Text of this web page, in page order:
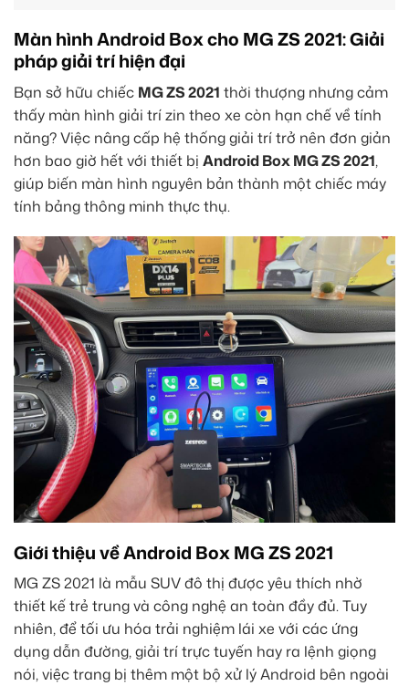
Màn hình Android Box cho MG ZS 2021: Giải
pháp giải trí hiện đại
Bạn sở hữu chiếc MG ZS 2021 thời thượng nhưng cảm
thấy màn hình giải trí zin theo xe còn hạn chế về tính
năng? Việc nâng cấp hệ thống giải trí trở nên đơn giản
hơn bao giờ hết với thiết bị Android Box MG ZS 2021,
giúp biến màn hình nguyên bản thành một chiếc máy
tính bảng thông minh thực thụ.
Giới thiệu về Android Box MG ZS 2021
MG ZS 2021 là mẫu SUV đô thị được yêu thích nhờ
thiết kế trẻ trung và công nghệ an toàn đầy đủ. Tuy
nhiên, để tối ưu hóa trải nghiệm lái xe với các ứng
dụng dẫn đường, giải trí trực tuyến hay ra lệnh giọng
nói, việc trang bị thêm một bộ xử lý Android bên ngoài